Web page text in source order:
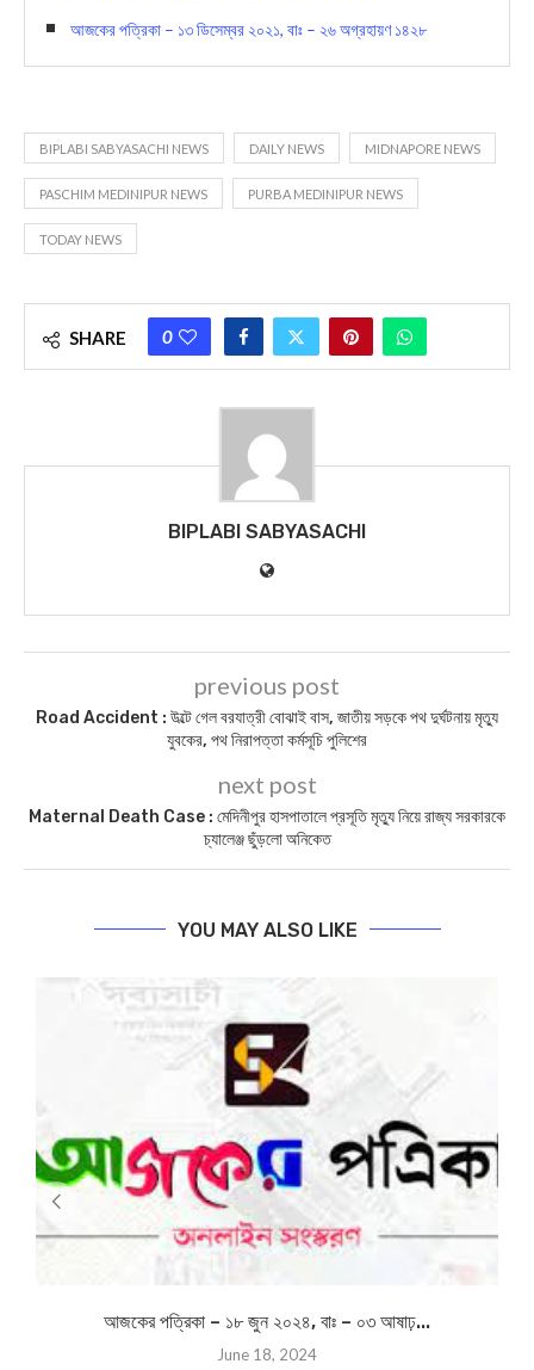
আজকের পত্রিকা – ১৩ ডিসেম্বর ২০২১, বাঃ – ২৬ অগ্রহায়ণ ১৪২৮
BIPLABI SABYASACHI NEWS DAILY NEWS MIDNAPORE NEWS
PASCHIM MEDINIPUR NEWS PURBA MEDINIPUR NEWS
TODAY NEWS
SHARE 0
BIPLABI SABYASACHI
previous post
Road Accident : উল্টে গেল বরযাত্রী বোঝাই বাস, জাতীয় সড়কে পথ দুর্ঘটনায় মৃত্যু
যুবকের, পথ নিরাপত্তা কর্মসূচি পুলিশের
next post
Maternal Death Case : মেদিনীপুর হাসপাতালে প্রসূতি মৃত্যু নিয়ে রাজ্য সরকারকে
চ্যালেঞ্জ ছুঁড়লো অনিকেত
YOU MAY ALSO LIKE
আজকের পত্রিকা – ১৮ জুন ২০২৪, বাঃ – ০৩ আষাঢ়...
June 18, 2024